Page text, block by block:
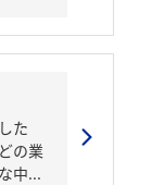
た
の業
中...